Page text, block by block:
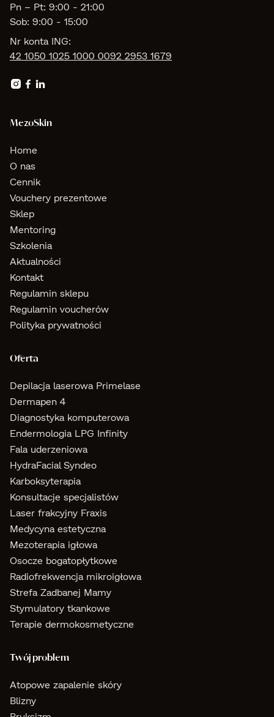
Pn – Pt: 9:00 - 21:00
Sob: 9:00 - 15:00
Nr konta ING:
42 1050 1025 1000 0092 2953 1679
  
MezoSkin
Oferta
Twój problem
Home
O nas
Cennik
Vouchery prezentowe
Sklep
Mentoring
Szkolenia
Aktualności
Kontakt
Regulamin sklepu
Regulamin voucherów
Polityka prywatności
Depilacja laserowa Primelase
Dermapen 4
Diagnostyka komputerowa
Endermologia LPG Infinity
Fala uderzeniowa
HydraFacial Syndeo
Karboksyterapia
Konsultacje specjalistów
Laser frakcyjny Fraxis
Medycyna estetyczna
Mezoterapia igłowa
Osocze bogatopłytkowe
Radiofrekwencja mikroigłowa
Strefa Zadbanej Mamy
Stymulatory tkankowe
Terapie dermokosmetyczne
Atopowe zapalenie skóry
Blizny